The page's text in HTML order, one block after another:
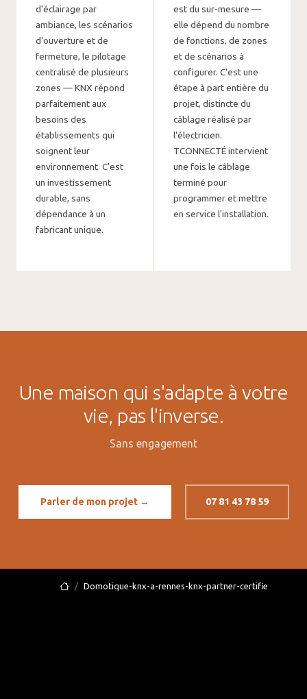
d'éclairage par
ambiance, les scénarios
d'ouverture et de
fermeture, le pilotage
centralisé de plusieurs
zones — KNX répond
parfaitement aux
besoins des
établissements qui
soignent leur
environnement. C'est
un investissement
durable, sans
dépendance à un
fabricant unique.
est du sur-mesure —
elle dépend du nombre
de fonctions, de zones
et de scénarios à
configurer. C'est une
étape à part entière du
projet, distincte du
câblage réalisé par
l'électricien.
TCONNECTÉ intervient
une fois le câblage
terminé pour
programmer et mettre
en service l'installation.
Une maison qui s'adapte à votre
vie, pas l'inverse.
Sans engagement
Parler de mon projet → 07 81 43 78 59
Domotique-knx-a-rennes-knx-partner-certifie